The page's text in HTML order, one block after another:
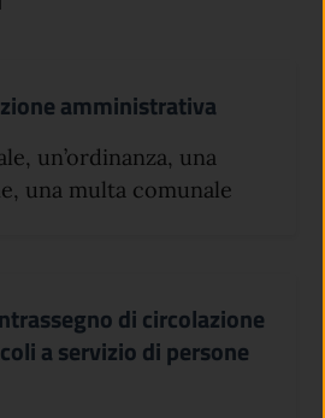
amministrativa
un’ordinanza, una
una multa comunale
di circolazione
a servizio di persone